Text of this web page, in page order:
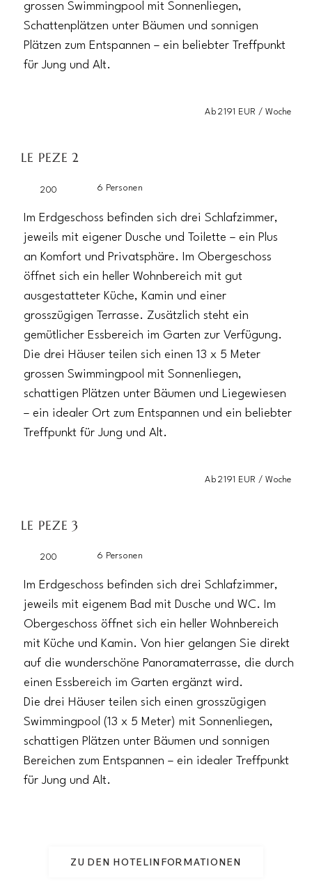
grossen Swimmingpool mit Sonnenliegen,
Schattenplätzen unter Bäumen und sonnigen
Plätzen zum Entspannen – ein beliebter Treffpunkt
für Jung und Alt.
Ab 2191 EUR / Woche
LE PEZE 2
200 6 Personen
Im Erdgeschoss befinden sich drei Schlafzimmer,
jeweils mit eigener Dusche und Toilette – ein Plus
an Komfort und Privatsphäre. Im Obergeschoss
öffnet sich ein heller Wohnbereich mit gut
ausgestatteter Küche, Kamin und einer
grosszügigen Terrasse. Zusätzlich steht ein
gemütlicher Essbereich im Garten zur Verfügung.
Die drei Häuser teilen sich einen 13 x 5 Meter
grossen Swimmingpool mit Sonnenliegen,
schattigen Plätzen unter Bäumen und Liegewiesen
– ein idealer Ort zum Entspannen und ein beliebter
Treffpunkt für Jung und Alt.
Ab 2191 EUR / Woche
LE PEZE 3
200 6 Personen
Im Erdgeschoss befinden sich drei Schlafzimmer,
jeweils mit eigenem Bad mit Dusche und WC. Im
Obergeschoss öffnet sich ein heller Wohnbereich
mit Küche und Kamin. Von hier gelangen Sie direkt
auf die wunderschöne Panoramaterrasse, die durch
einen Essbereich im Garten ergänzt wird.
Die drei Häuser teilen sich einen grosszügigen
Swimmingpool (13 x 5 Meter) mit Sonnenliegen,
schattigen Plätzen unter Bäumen und sonnigen
Bereichen zum Entspannen – ein idealer Treffpunkt
für Jung und Alt.
ZU DEN HOTELINFORMATIONEN